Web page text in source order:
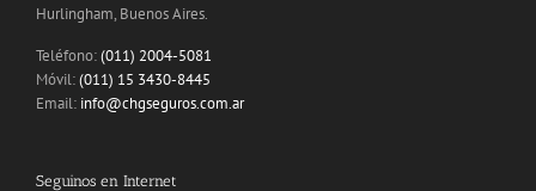
Hurlingham, Buenos Aires.
Teléfono:(011) 2004-5081
Móvil:(011) 15 3430-8445
Email: info@chgseguros.com.ar
Seguinos en Internet